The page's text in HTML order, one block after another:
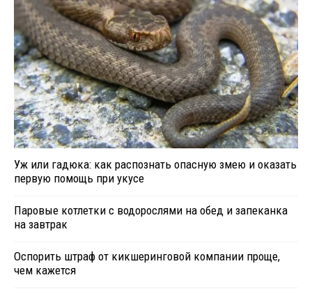
Уж или гадюка: как распознать опасную змею и оказать
первую помощь при укусе
Паровые котлетки с водорослями на обед и запеканка
на завтрак
Оспорить штраф от кикшеринговой компании проще,
чем кажется